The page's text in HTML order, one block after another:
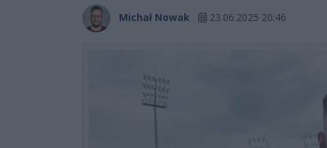
Michał Nowak 23.06.2025 20:46